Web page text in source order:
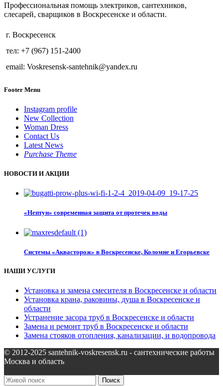
Профессиональная помощь электриков, сантехников,
слесарей, сварщиков в Воскресенске и области.
г. Воскресенск
тел: +7 (967) 151-2400
email: Voskresensk-santehnik@yandex.ru
Footer Menu
Instagram profile
New Collection
Woman Dress
Contact Us
Latest News
Purchase Theme
НОВОСТИ И АКЦИИ
«Нептун» современная защита от протечек воды
Системы «Аквасторож» в Воскресенске, Коломне и Егорьевске
НАШИ УСЛУГИ
Установка и замена смесителя в Воскресенске и области
Установка крана, раковины, душа в Воскресенске и
области
Устранение засора труб в Воскресенске и области
Замена и ремонт труб в Воскресенске и области
Замена стояков отопления, канализации, и водопровода
© 2012-2025 santehnik-voskresensk.ru - сантехнические работы
Москва и область
Поиск